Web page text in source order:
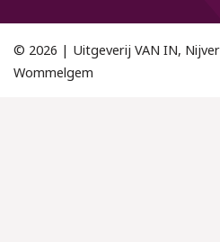
© 2026 | Uitgeverij VAN IN,
Wommelgem